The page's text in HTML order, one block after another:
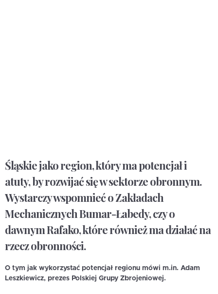
Śląskie jako region, który ma potencjał i
atuty, by rozwijać się w sektorze obronnym.
Wystarczy wspomnieć o Zakładach
Mechanicznych Bumar-Łabedy, czy o
dawnym Rafako, które również ma działać na
rzecz obronności.
O tym jak wykorzystać potencjał regionu mówi m.in. Adam
Leszkiewicz, prezes Polskiej Grupy Zbrojeniowej.